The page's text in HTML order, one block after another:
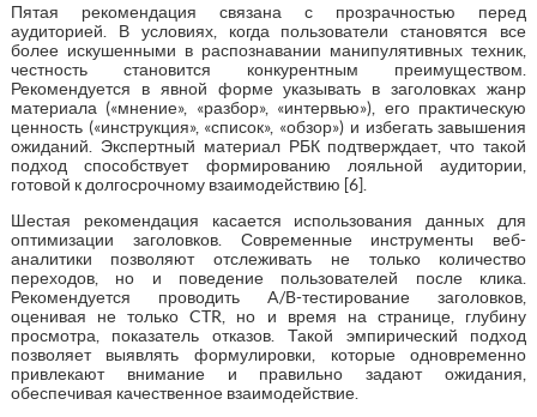
Пятая рекомендация связана с прозрачностью перед
аудиторией. В условиях, когда пользователи становятся все
более искушенными в распознавании манипулятивных техник,
честность становится конкурентным преимуществом.
Рекомендуется в явной форме указывать в заголовках жанр
материала («мнение», «разбор», «интервью»), его практическую
ценность («инструкция», «список», «обзор») и избегать завышения
ожиданий. Экспертный материал РБК подтверждает, что такой
подход способствует формированию лояльной аудитории,
готовой к долгосрочному взаимодействию [6].
Шестая рекомендация касается использования данных для
оптимизации заголовков. Современные инструменты веб-
аналитики позволяют отслеживать не только количество
переходов, но и поведение пользователей после клика.
Рекомендуется проводить A/B-тестирование заголовков,
оценивая не только CTR, но и время на странице, глубину
просмотра, показатель отказов. Такой эмпирический подход
позволяет выявлять формулировки, которые одновременно
привлекают внимание и правильно задают ожидания,
обеспечивая качественное взаимодействие.